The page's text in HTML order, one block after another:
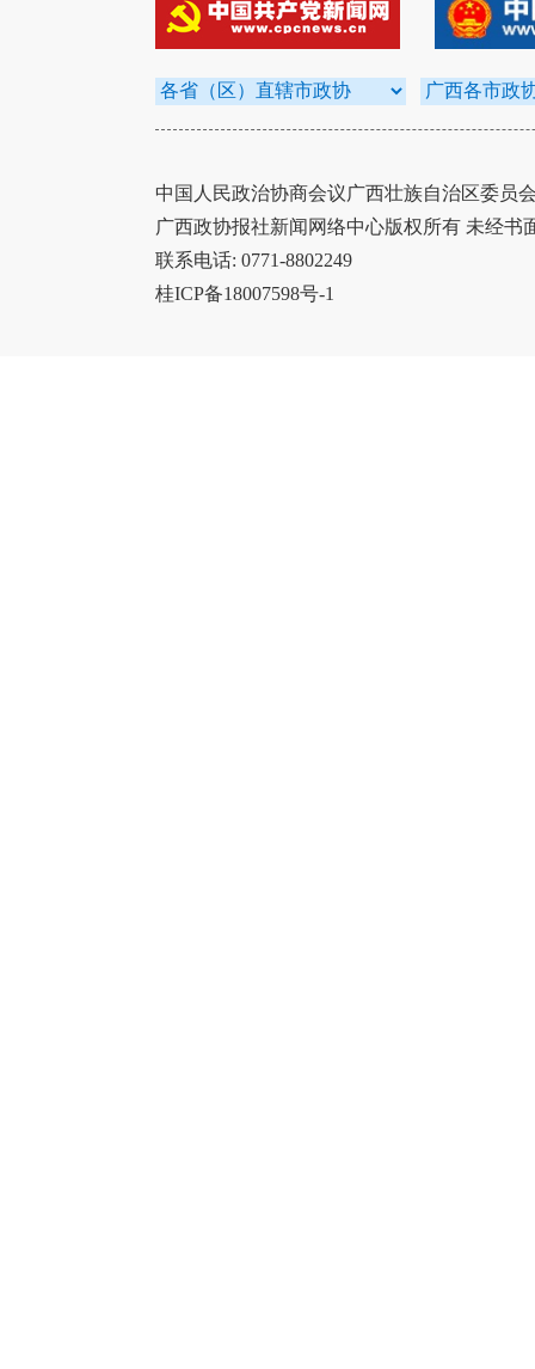
中国人民政治协商会议广西壮族自治区委员
广西政协报社新闻网络中心版权所有 未经书
联系电话: 0771-8802249
桂ICP备18007598号-1